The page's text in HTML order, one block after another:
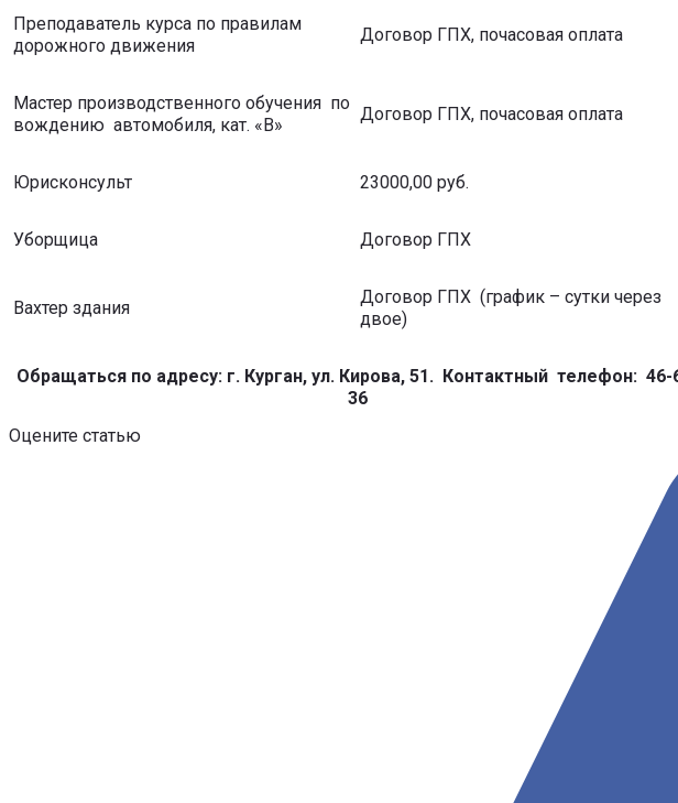
Преподаватель курса по правилам
дорожного движения
Договор ГПХ, почасовая оплата
Мастер производственного обучения по
вождению автомобиля, кат. «В»
Договор ГПХ, почасовая оплата
Юрисконсульт 23000,00 руб.
Уборщица Договор ГПХ
Вахтер здания
Договор ГПХ (график – сутки через
двое)
Обращаться по адресу: г. Курган, ул. Кирова, 51. Контактный телефон: 46-
36
Оцените статью